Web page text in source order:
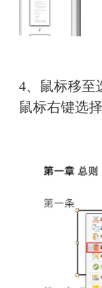
4、鼠标移至
鼠标右键选